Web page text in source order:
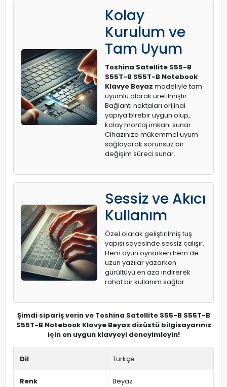
Kolay
Kurulum ve
Tam Uyum
Toshina Satellite S55-B
S55T-B S55T-B Notebook
Klavye Beyaz modeliyle tam
uyumlu olarak üretilmiştir.
Bağlantı noktaları orijinal
yapıya birebir uygun olup,
kolay montaj imkanı sunar.
Cihazınıza mükemmel uyum
sağlayarak sorunsuz bir
değişim süreci sunar.
Sessiz ve Akıcı
Kullanım
Özel olarak geliştirilmiş tuş
yapısı sayesinde sessiz çalışır.
Hem oyun oynarken hem de
uzun yazılar yazarken
gürültüyü en aza indirerek
rahat bir kullanım sağlar.
Şimdi sipariş verin ve Toshina Satellite S55-B S55T-B
S55T-B Notebook Klavye Beyaz dizüstü bilgisayarınız
için en uygun klavyeyi deneyimleyin!
Dil Türkçe
Renk Beyaz